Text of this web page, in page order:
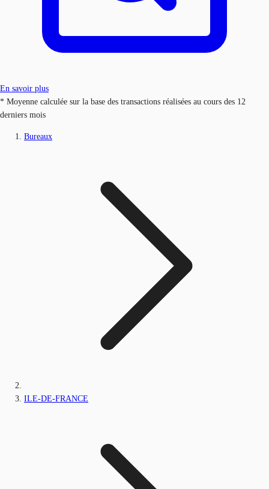
En savoir plus
* Moyenne calculée sur la base des transactions réalisées au cours des 12
derniers mois
Bureaux
ILE-DE-FRANCE